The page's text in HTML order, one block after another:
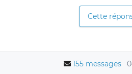
Cette
155 messages